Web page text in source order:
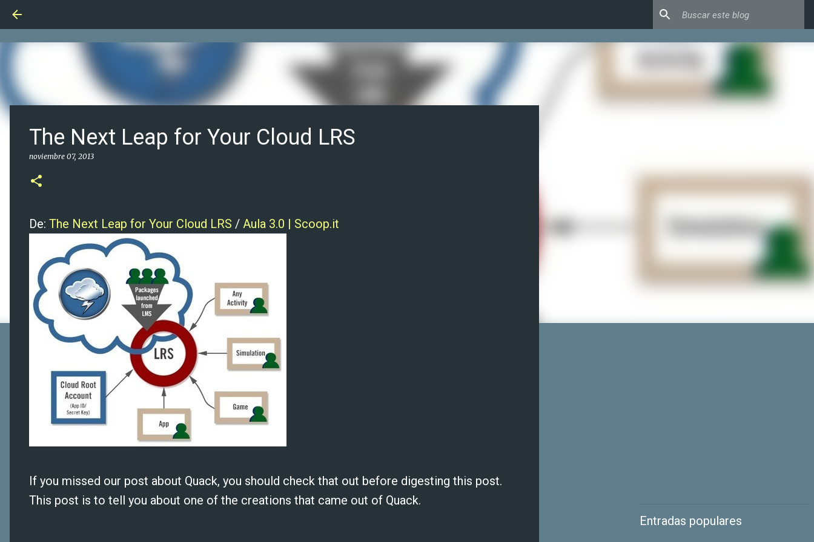
The Next Leap for Your Cloud LRS
noviembre 07, 2013
De: The Next Leap for Your Cloud LRS / Aula 3.0 | Scoop.it
If you missed our post about Quack, you should check that out before digesting this post.
This post is to tell you about one of the creations that came out of Quack.
Entradas populares